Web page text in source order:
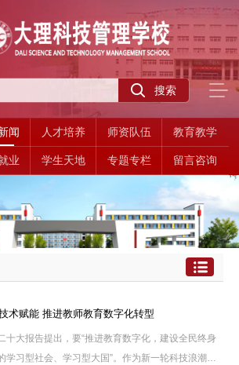
闻 人才培养 师资队伍 教育教学
业 学生天地 专题专栏 留言咨询
术赋能 推进教师教育数字化转型
十大报告提出，要“推进教育数字化，建设全民终身
学习型社会、学习型大国”。作为新一轮科技浪潮和